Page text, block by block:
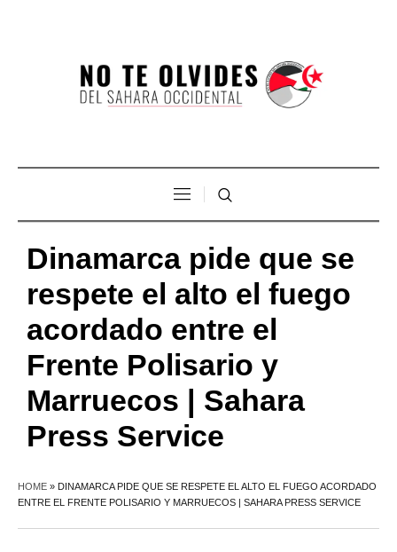
Dinamarca pide que se
respete el alto el fuego
acordado entre el
Frente Polisario y
Marruecos | Sahara
Press Service
HOME » DINAMARCA PIDE QUE SE RESPETE EL ALTO EL FUEGO ACORDADO
ENTRE EL FRENTE POLISARIO Y MARRUECOS | SAHARA PRESS SERVICE